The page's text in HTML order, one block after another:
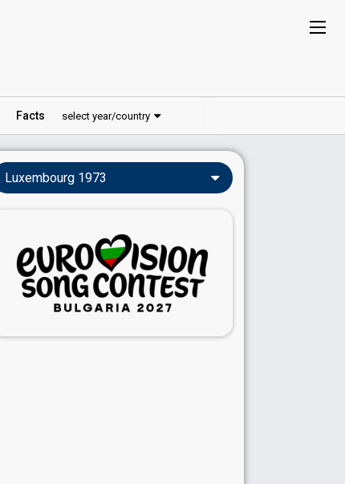
Facts select year/country
Luxembourg 1973